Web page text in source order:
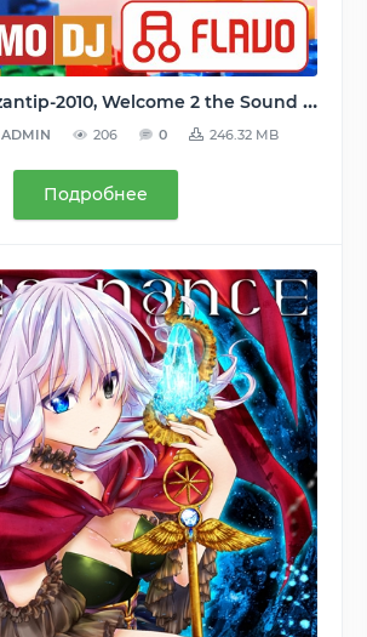
Dj Boyko - Kazantip-2010, Welcome 2 the Sound Shocking Night (2010) MP3
ADMIN 206 0 246.32 MB
Подробнее